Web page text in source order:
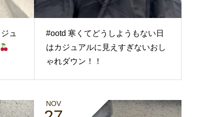
ュ
#ootd 寒くてどうしようもない日
はカジュアルに見えすぎないおし
ゃれダウン！！
NOV